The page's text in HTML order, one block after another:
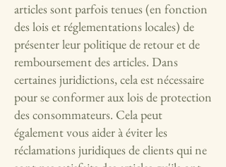
articles sont parfois tenues (en fonction
des lois et réglementations locales) de
présenter leur politique de retour et de
remboursement des articles. Dans
certaines juridictions, cela est nécessaire
pour se conformer aux lois de protection
des consommateurs. Cela peut
également vous aider à éviter les
réclamations juridiques de clients qui ne